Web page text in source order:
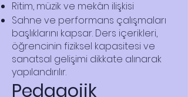
Ritim, müzik ve mekân ilişkisi
Sahne ve performans çalışmaları
başlıklarını kapsar. Ders içerikleri,
öğrencinin fiziksel kapasitesi ve
sanatsal gelişimi dikkate alınarak
yapılandırılır.
Pedagojik